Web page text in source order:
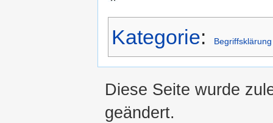
Kategorie: Begriffsklärung
Diese Seite wurde
geändert.